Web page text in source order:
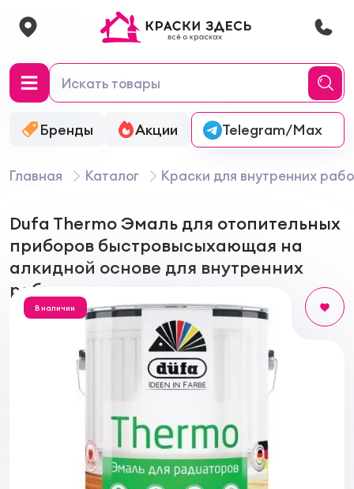
Бренды Акции Онлайн-колеровка
Telegram/Max
Главная Каталог Краски для внутренних
Dufa Thermo Эмаль для отопительных
приборов быстровысыхающая на
алкидной основе для внутренних
работ
В наличии